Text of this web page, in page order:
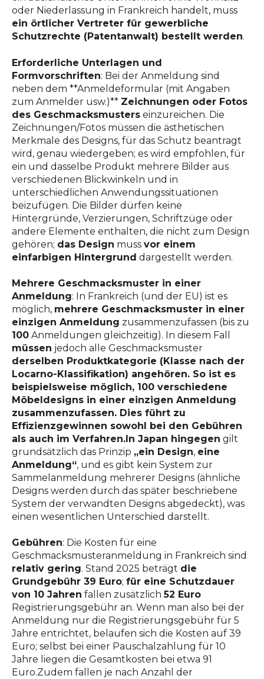
oder Niederlassung in Frankreich handelt, muss
ein örtlicher Vertreter für gewerbliche
Schutzrechte (Patentanwalt) bestellt werden.
Erforderliche Unterlagen und
Formvorschriften: Bei der Anmeldung sind
neben dem **Anmeldeformular (mit Angaben
zum Anmelder usw.)** Zeichnungen oder Fotos
des Geschmacksmusters einzureichen. Die
Zeichnungen/Fotos müssen die ästhetischen
Merkmale des Designs, für das Schutz beantragt
wird, genau wiedergeben; es wird empfohlen, für
ein und dasselbe Produkt mehrere Bilder aus
verschiedenen Blickwinkeln und in
unterschiedlichen Anwendungssituationen
beizufügen. Die Bilder dürfen keine
Hintergründe, Verzierungen, Schriftzüge oder
andere Elemente enthalten, die nicht zum Design
gehören; das Design muss vor einem
einfarbigen Hintergrund dargestellt werden.
Mehrere Geschmacksmuster in einer
Anmeldung: In Frankreich (und der EU) ist es
möglich, mehrere Geschmacksmuster in einer
einzigen Anmeldung zusammenzufassen (bis zu
100 Anmeldungen gleichzeitig). In diesem Fall
müssen jedoch alle Geschmacksmuster
derselben Produktkategorie (Klasse nach der
Locarno-Klassifikation) angehören. So ist es
beispielsweise möglich, 100 verschiedene
Möbeldesigns in einer einzigen Anmeldung
zusammenzufassen. Dies führt zu
Effizienzgewinnen sowohl bei den Gebühren
als auch im Verfahren.In Japan hingegen gilt
grundsätzlich das Prinzip „ein Design, eine
Anmeldung“, und es gibt kein System zur
Sammelanmeldung mehrerer Designs (ähnliche
Designs werden durch das später beschriebene
System der verwandten Designs abgedeckt), was
einen wesentlichen Unterschied darstellt.
Gebühren: Die Kosten für eine
Geschmacksmusteranmeldung in Frankreich sind
relativ gering. Stand 2025 beträgt die
Grundgebühr 39 Euro; für eine Schutzdauer
von 10 Jahren fallen zusätzlich52 Euro
Registrierungsgebühr an. Wenn man also bei der
Anmeldung nur die Registrierungsgebühr für 5
Jahre entrichtet, belaufen sich die Kosten auf 39
Euro; selbst bei einer Pauschalzahlung für 10
Jahre liegen die Gesamtkosten bei etwa 91
Euro.Zudem fallen je nach Anzahl der